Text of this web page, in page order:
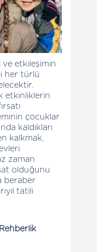
ve etkileşimin
her türlü
etkinliklerin
çocuklar
kaldıkları
kalkmak,
zaman
olduğunu
beraber
tatili